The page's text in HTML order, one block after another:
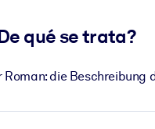
qué se trata?
die